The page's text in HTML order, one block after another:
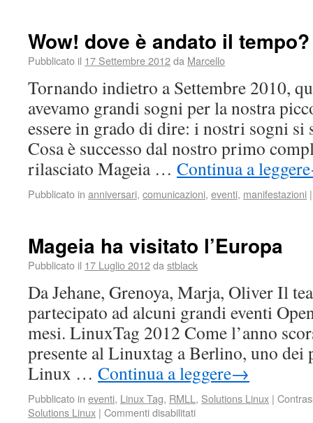
Wow! dove è andato il
Pubblicato il 17 Settembre 2012da Marcello
Tornando indietro a Settembre 2010,
avevamo grandi sogni per la nostra
essere in grado di dire: i nostri sogni si
Cosa è successo dal nostro primo
rilasciato Mageia … Continua a leggere
Pubblicato in anniversari, comunicazioni, eventi, manifestazioni |
Mageia ha visitato l’Europa
Pubblicato il 17 Luglio 2012da stblack
Da Jehane, Grenoya, Marja, Oliver Il
partecipato ad alcuni grandi eventi
mesi. LinuxTag 2012 Come l’anno
presente al Linuxtag a Berlino, uno dei
Linux … Continua a leggere→
Pubblicato in eventi, Linux Tag, RMLL , Solutions Linux |
Solutions Linux | Commenti disabilitati